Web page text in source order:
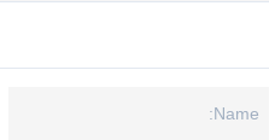
Name: